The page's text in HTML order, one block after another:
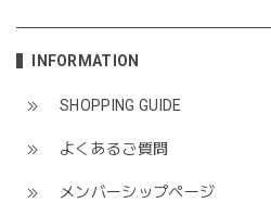
INFORMATION
SHOPPING GUIDE
よくあるご質問
メンバーシップページ